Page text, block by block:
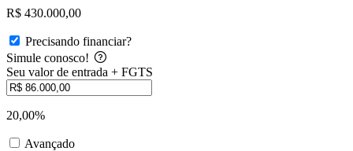
R$ 430.000,00
Precisando financiar?
Simule conosco!
Seu valor de entrada + FGTS
20,00%
Avançado